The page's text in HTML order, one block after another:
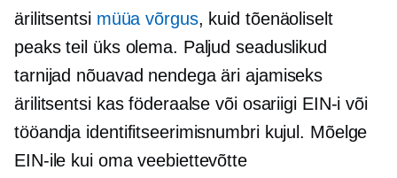
ärilitsentsi müüa võrgus, kuid tõenäoliselt
peaks teil üks olema. Paljud seaduslikud
tarnijad nõuavad nendega äri ajamiseks
ärilitsentsi kas föderaalse või osariigi EIN-i või
tööandja identifitseerimisnumbri kujul. Mõelge
EIN-ile kui oma veebiettevõtte